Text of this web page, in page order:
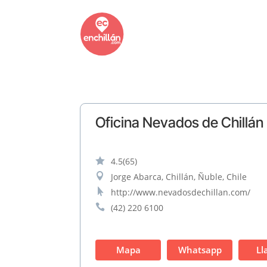
Oficina Nevados de Chillán
 4.5(65)
 Jorge Abarca, Chillán, Ñuble, Chile
 http://www.nevadosdechillan.com/
 (42) 220 6100
Mapa Whatsapp